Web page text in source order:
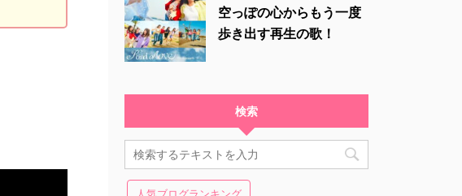
空っぽの心からもう一度
歩き出す再生の歌！
検索